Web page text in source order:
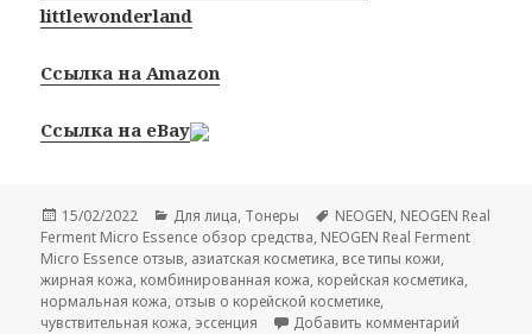
littlewonderland
Ссылка на Amazon
Ссылка на eBay
Опубликовано
15/02/2022 Рубрики
Для лица, Тонеры Метки
NEOGEN, NEOGEN Real
Ferment Micro Essence обзор средства, NEOGEN Real Ferment
Micro Essence отзыв, азиатская косметика, все типы кожи,
жирная кожа, комбинированная кожа, корейская косметика,
нормальная кожа, отзыв о корейской косметике,
чувствительная кожа, эссенция Добавить комментарий